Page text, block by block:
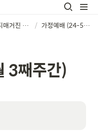
큐티매거진 | MAY 2024 / 가정예배 (24-5월 3째주간)
3째주간)